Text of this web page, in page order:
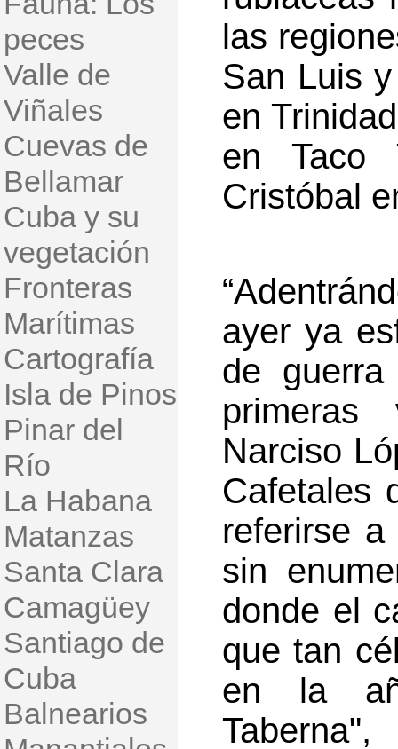
peces
Valle de
Viñales
Cuevas de
Bellamar
Cuba y su
vegetación
Fronteras
Marítimas
Cartografía
Isla de Pinos
Pinar del
Río
La Habana
Matanzas
Santa Clara
Camagüey
Santiago de
Cuba
Balnearios
las
San Luis
en
en Taco
Cristóbal
ayer ya
de
primeras
Narciso
Cafetales
referirse
sin
donde el
que tan
en la